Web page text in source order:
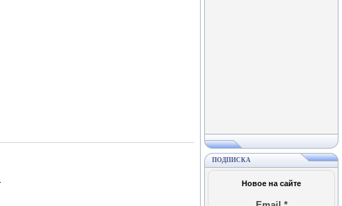
ПОДПИСКА
Новое на сайте